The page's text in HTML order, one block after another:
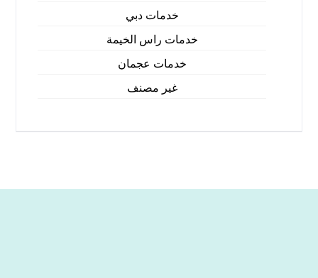
خدمات دبي
خدمات راس الخيمة
خدمات عجمان
غير مصنف